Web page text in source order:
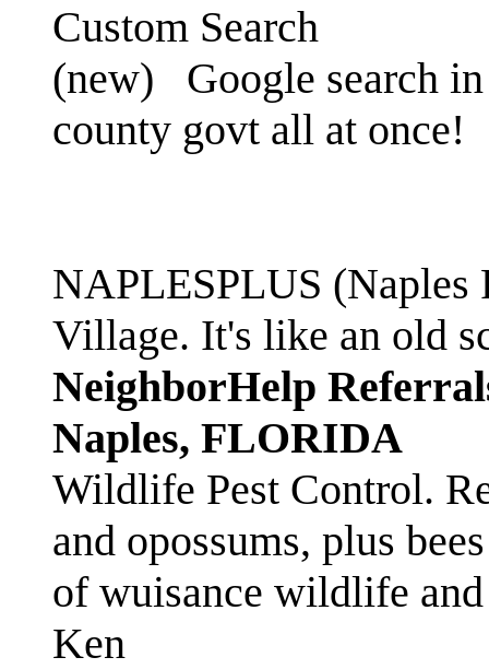
Custom Search
(new)
Google search
county govt all at once!
NAPLESPLUS
Village. It's like an old
NeighborHelp
Naples, FLORIDA
Wildlife Pest Control.
and opossums, plus
of wuisance wildlife
Ken